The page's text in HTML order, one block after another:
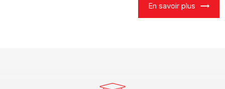
En savoir plus